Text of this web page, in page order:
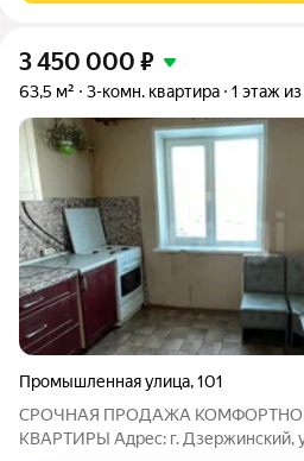
3 450 000 ₽
63,5 м² 3-комн. квартира 1 этаж из
Промышленная улица,101
СРОЧНАЯ ПРОДАЖА
КВАРТИРЫ Адрес: г. Дзержинский,